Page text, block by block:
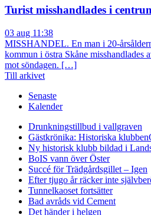
Turist misshandlades i
03 aug 11:38
MISSHANDEL. En man i 20-
kommun i östra Skåne misshandlades
mot söndagen. […]
Till arkivet
Senaste
Kalender
Drunkningstillbud i vallgraven
Gästkrönika: Historiska klubben
Ny historisk klubb bildad i
BoIS vann över Öster
Succé för Trädgårdsgillet – Igen
Efter tjugo år räcker inte
Tunnelkaoset fortsätter
Bad avråds vid Cement
Det händer i helgen